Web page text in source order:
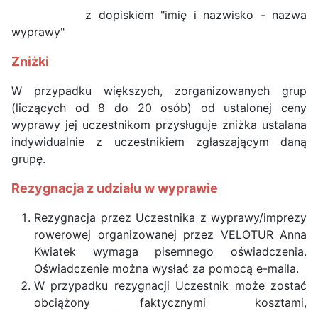
z dopiskiem "imię i nazwisko - nazwa
wyprawy"
Zniżki
W przypadku większych, zorganizowanych grup
(liczących od 8 do 20 osób) od ustalonej ceny
wyprawy jej uczestnikom przysługuje zniżka ustalana
indywidualnie z uczestnikiem zgłaszającym daną
grupę.
Rezygnacja z udziału w wyprawie
Rezygnacja przez Uczestnika z wyprawy/imprezy
rowerowej organizowanej przez VELOTUR Anna
Kwiatek wymaga pisemnego oświadczenia.
Oświadczenie można wysłać za pomocą e-maila.
W przypadku rezygnacji Uczestnik może zostać
obciążony faktycznymi kosztami,